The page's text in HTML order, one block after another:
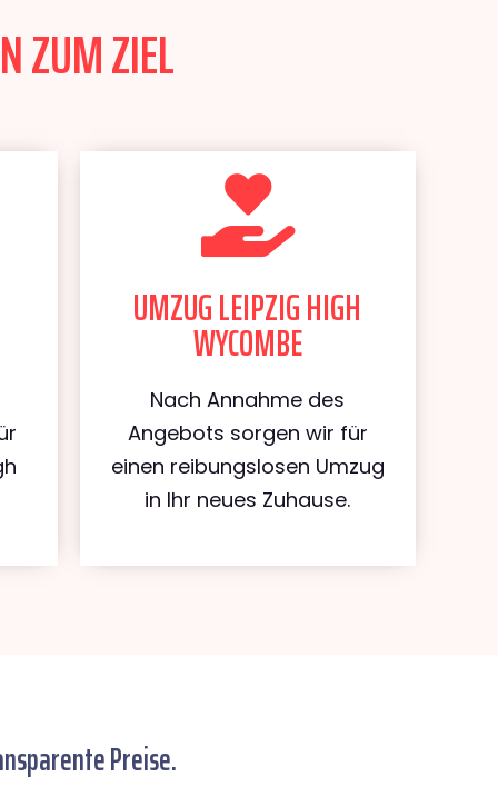
ZUM ZIEL
UMZUG LEIPZIG HIGH
WYCOMBE
Nach Annahme des
Angebots sorgen wir für
einen reibungslosen Umzug
in Ihr neues Zuhause.
Preise.